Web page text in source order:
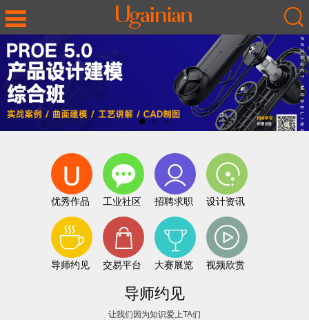
优秀作品 工业社区 招聘求职 设计资讯
导师约见 交易平台 大赛展览 视频欣赏
导师约见
让我们因为知识爱上TA们